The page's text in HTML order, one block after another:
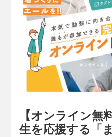
【オンライン無
生を応援する「